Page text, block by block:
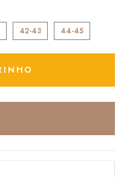
42-43 44-45